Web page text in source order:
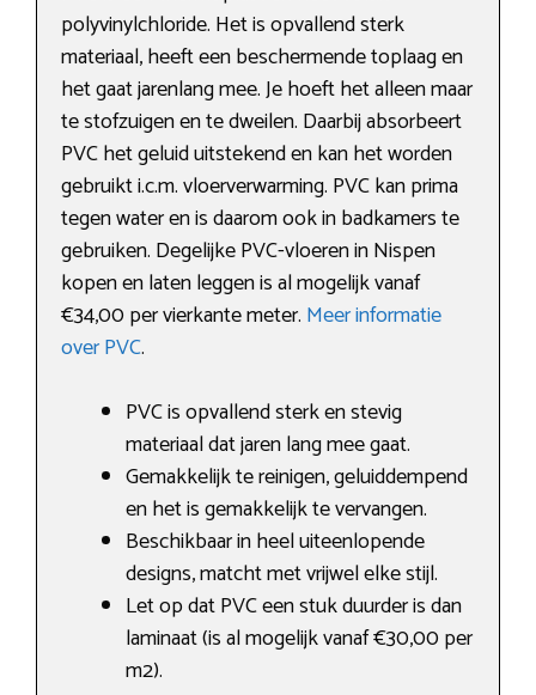
polyvinylchloride. Het is opvallend sterk
materiaal, heeft een beschermende toplaag en
het gaat jarenlang mee. Je hoeft het alleen maar
te stofzuigen en te dweilen. Daarbij absorbeert
PVC het geluid uitstekend en kan het worden
gebruikt i.c.m. vloerverwarming. PVC kan prima
tegen water en is daarom ook in badkamers te
gebruiken. Degelijke PVC-vloeren in Nispen
kopen en laten leggen is al mogelijk vanaf
€34,00 per vierkante meter. Meer informatie
over PVC.
PVC is opvallend sterk en stevig
materiaal dat jaren lang mee gaat.
Gemakkelijk te reinigen, geluiddempend
en het is gemakkelijk te vervangen.
Beschikbaar in heel uiteenlopende
designs, matcht met vrijwel elke stijl.
Let op dat PVC een stuk duurder is dan
laminaat (is al mogelijk vanaf €30,00 per
m2).